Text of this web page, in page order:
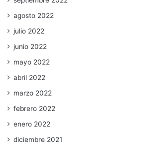
agosto 2022
julio 2022
junio 2022
mayo 2022
abril 2022
marzo 2022
febrero 2022
enero 2022
diciembre 2021